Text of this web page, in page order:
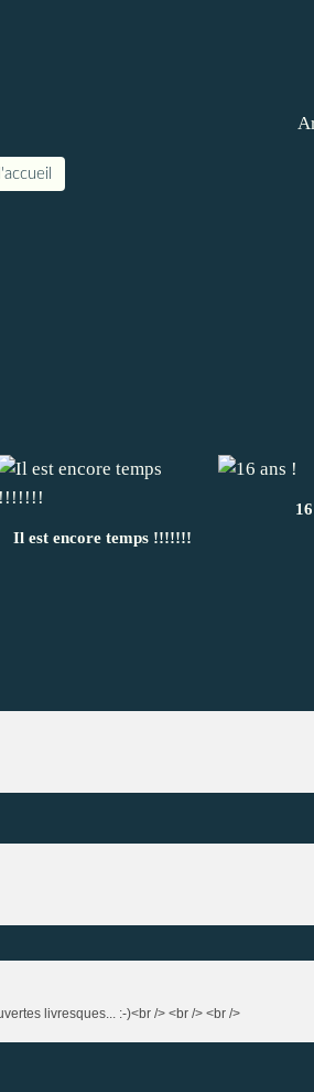
Il est encore temps !!!!!!!
livresques... :-)<br /> <br /> <br />